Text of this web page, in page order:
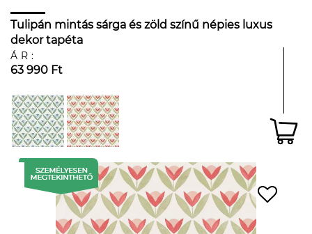
Tulipán mintás sárga és zöld színű népies luxus
dekor tapéta
ÁR:
63 990 Ft